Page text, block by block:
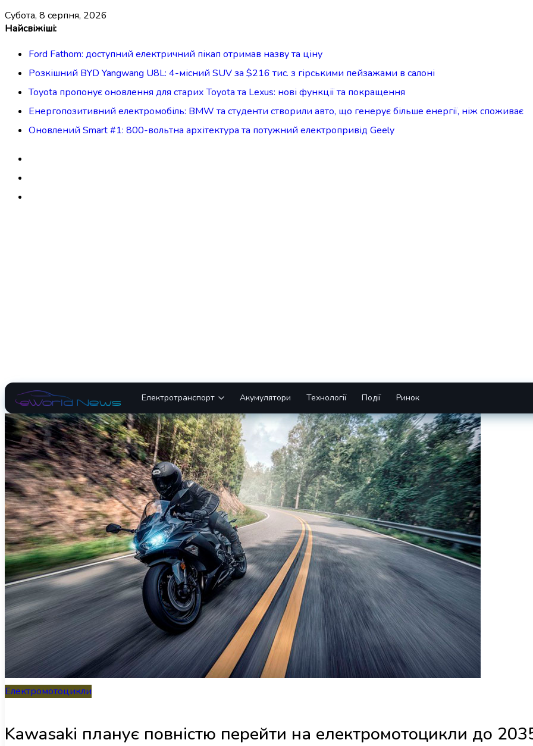
Перейти
вмісту
субота, 8 серпня, 2026
Найсвіжіші:
Ford Fathom: доступний електричний пікап отримав назву та ціну
Розкішний BYD Yangwang U8L: 4-місний SUV за $216 тис. з гірськими пейзажами в салоні
Toyota пропонує оновлення для старих Toyota та Lexus: нові функції та покращення
Енергопозитивний електромобіль: BMW та студенти створили авто, що генерує більше енергії, ніж споживає
Оновлений Smart #1: 800-вольтна архітектура та потужний електропривід Geely
Електротранспорт Акумулятори Технології Події Ринок
Електромотоцикли
Kawasaki планує повністю перейти на електромотоцикли до